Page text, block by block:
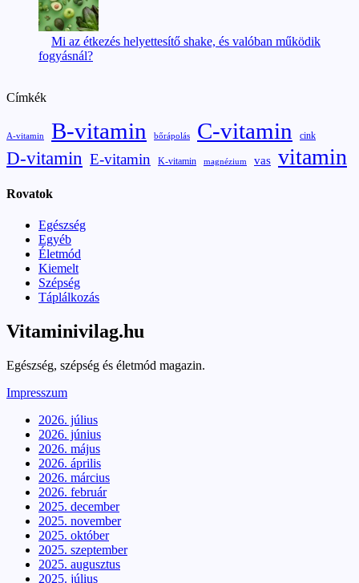
Mi az étkezés helyettesítő shake, és valóban működik
fogyásnál?
Címkék
A-vitamin B-vitamin bőrápolás C-vitamin cink
D-vitamin E-vitamin K-vitamin magnézium vas vitamin
Rovatok
Egészség
Egyéb
Életmód
Kiemelt
Szépség
Táplálkozás
Vitaminivilag.hu
Egészség, szépség és életmód magazin.
Impresszum
2026. július
2026. június
2026. május
2026. április
2026. március
2026. február
2025. december
2025. november
2025. október
2025. szeptember
2025. augusztus
2025. július